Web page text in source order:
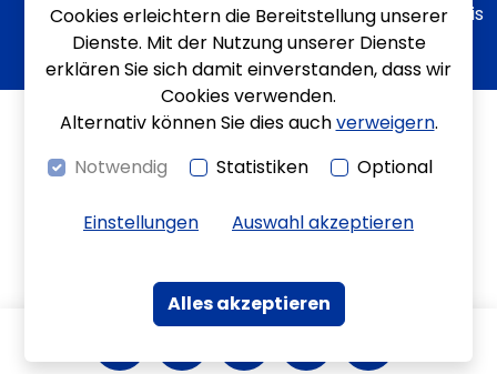
KontrastBewegungen
Leichte Sprache
Kontakt
Transparenzhinweis
Cookies erleichtern die Bereitstellung unserer
Dienste. Mit der Nutzung unserer Dienste
erklären Sie sich damit einverstanden, dass wir
Cookies verwenden.
Alternativ können Sie dies auchverweigern.
Notwendig
Statistiken Optional
Einstellungen Auswahl akzeptieren
Alles akzeptieren